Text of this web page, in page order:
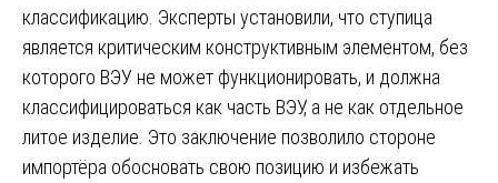
классификацию. Эксперты установили, что ступица
является критическим конструктивным элементом, без
которого ВЭУ не может функционировать, и должна
классифицироваться как часть ВЭУ, а не как отдельное
литое изделие. Это заключение позволило стороне
импортёра обосновать свою позицию и избежать